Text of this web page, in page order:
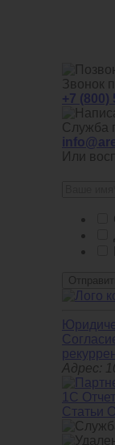
Звонок
+7 (800)
Служба
Или
Адрес:
1С
Статьи